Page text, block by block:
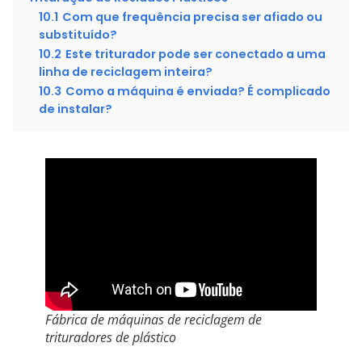
10.1 Com que frequência precisa ser afiado ou
substituído?
10.2 Este triturador pode ser conectado a uma
linha de reciclagem inteira?
10.3 Como a máquina é enviada? É complicado
de instalar?
Fábrica de máquinas de reciclagem de
trituradores de plástico